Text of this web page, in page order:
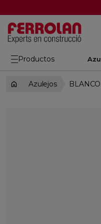
Productos
Azulejos